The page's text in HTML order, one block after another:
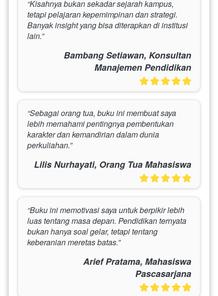
“Kisahnya bukan sekadar sejarah kampus,
tetapi pelajaran kepemimpinan dan strategi.
Banyak insight yang bisa diterapkan di institusi
lain.”
Bambang Setiawan, Konsultan
Manajemen Pendidikan
“Sebagai orang tua, buku ini membuat saya
lebih memahami pentingnya pembentukan
karakter dan kemandirian dalam dunia
perkuliahan.”
Lilis Nurhayati, Orang Tua Mahasiswa
“Buku ini memotivasi saya untuk berpikir lebih
luas tentang masa depan. Pendidikan ternyata
bukan hanya soal gelar, tetapi tentang
keberanian meretas batas.”
Arief Pratama, Mahasiswa
Pascasarjana